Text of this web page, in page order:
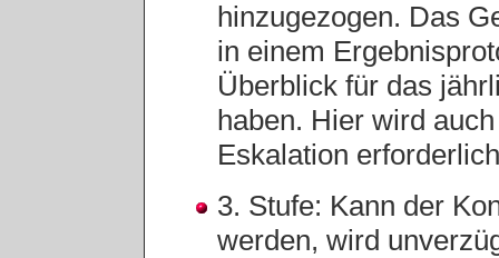
hinzugezogen. Das
in einem
Überblick für das
haben. Hier wird
Eskalation
3. Stufe: Kann der
werden, wird